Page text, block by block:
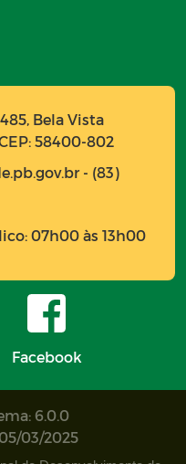
Bela Vista
58400-802
- (83)
07h00 às 13h00
Facebook
6.0.0
03/2025